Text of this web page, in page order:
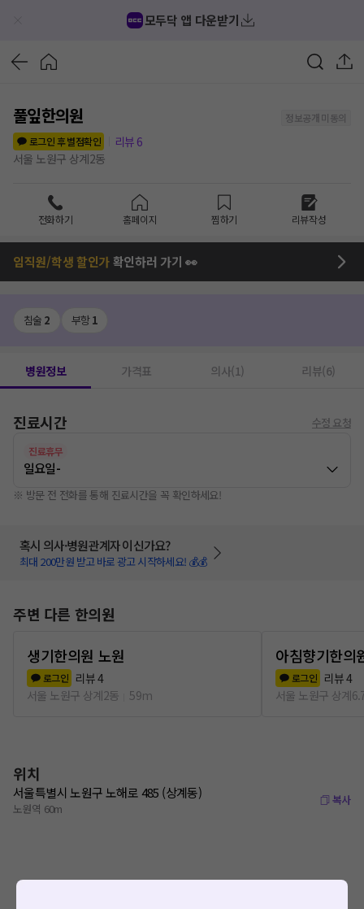
모두닥 앱 다운받기
풀잎한의원
정보공개 미동의
로그인 후 별점확인
리뷰 6
서울 노원구 상계2동
전화하기 홈페이지 찜하기 리뷰작성
임직원/학생 할인가확인하러 가기 👀
침술 2 부항1
병원정보 가격표 의사(1) 리뷰(6)
진료시간 수정 요청
진료휴무
일요일-
※ 방문 전 전화를 통해 진료시간을 꼭 확인하세요!
혹시 의사·병원관계자 이신가요?
최대 200만원 받고 바로 광고 시작하세요! 💰💰
주변 다른 한의원
생기한의원 노원
로그인 리뷰4
서울 노원구 상계2동
59m
아침향기한의
로그인 리뷰4
서울 노원구 상계
위치
서울특별시 노원구 노해로 485 (상계동)
노원역 60m
복사